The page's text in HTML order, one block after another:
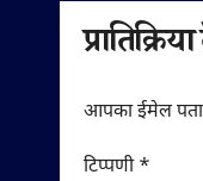
आपका ईमेल पता
टिप्पणी*